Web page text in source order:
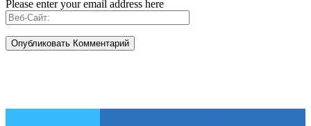
Please enter your email address here